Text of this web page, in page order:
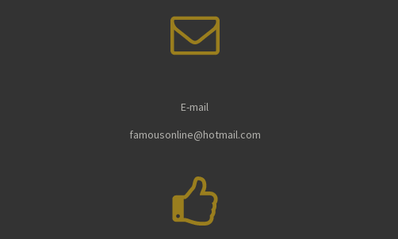
E-mail
famousonline@hotmail.com